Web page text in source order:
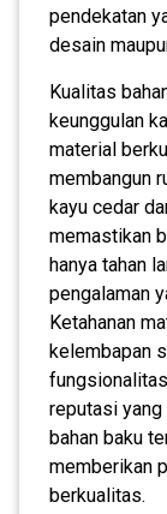
pendekatan
desain
Kualitas
keunggulan
material
membangun
kayu cedar
memastikan
hanya tahan
pengalaman
Ketahanan
kelembapan
reputasi
bahan baku
memberikan
berkualitas.